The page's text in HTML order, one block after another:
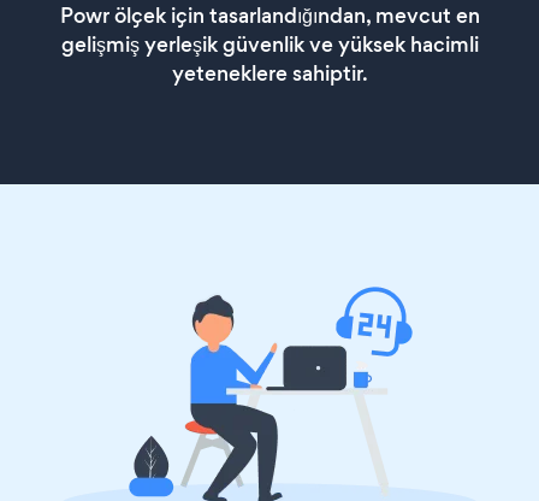
Powr ölçek için tasarlandığından, mevcut en
gelişmiş yerleşik güvenlik ve yüksek hacimli
yeteneklere sahiptir.